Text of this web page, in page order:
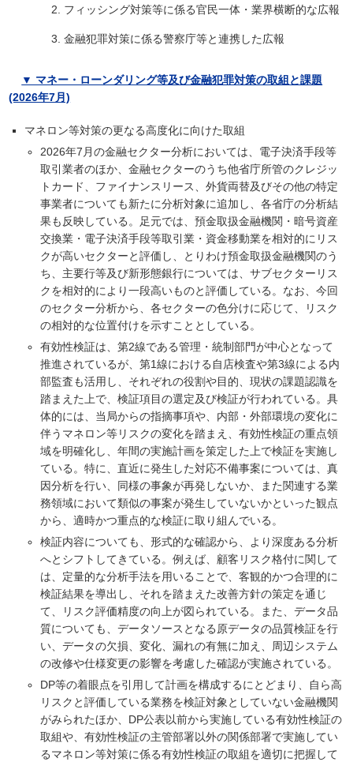
フィッシング対策等に係る官民一体・業界横断的な広報
金融犯罪対策に係る警察庁等と連携した広報
▼ マネー・ローンダリング等及び金融犯罪対策の取組と課題
(2026年7月)
マネロン等対策の更なる高度化に向けた取組
2026年7月の金融セクター分析においては、電子決済手段等
取引業者のほか、金融セクターのうち他省庁所管のクレジッ
トカード、ファイナンスリース、外貨両替及びその他の特定
事業者についても新たに分析対象に追加し、各省庁の分析結
果も反映している。足元では、預金取扱金融機関・暗号資産
交換業・電子決済手段等取引業・資金移動業を相対的にリス
クが高いセクターと評価し、とりわけ預金取扱金融機関のう
ち、主要行等及び新形態銀行については、サブセクターリス
クを相対的により一段高いものと評価している。なお、今回
のセクター分析から、各セクターの色分けに応じて、リスク
の相対的な位置付けを示すこととしている。
有効性検証は、第2線である管理・統制部門が中心となって
推進されているが、第1線における自店検査や第3線による内
部監査も活用し、それぞれの役割や目的、現状の課題認識を
踏まえた上で、検証項目の選定及び検証が行われている。具
体的には、当局からの指摘事項や、内部・外部環境の変化に
伴うマネロン等リスクの変化を踏まえ、有効性検証の重点領
域を明確化し、年間の実施計画を策定した上で検証を実施し
ている。特に、直近に発生した対応不備事案については、真
因分析を行い、同様の事象が再発しないか、また関連する業
務領域において類似の事案が発生していないかといった観点
から、適時かつ重点的な検証に取り組んでいる。
検証内容についても、形式的な確認から、より深度ある分析
へとシフトしてきている。例えば、顧客リスク格付に関して
は、定量的な分析手法を用いることで、客観的かつ合理的に
検証結果を導出し、それを踏まえた改善方針の策定を通じ
て、リスク評価精度の向上が図られている。また、データ品
質についても、データソースとなる原データの品質検証を行
い、データの欠損、変化、漏れの有無に加え、周辺システム
の改修や仕様変更の影響を考慮した確認が実施されている。
DP等の着眼点を引用して計画を構成するにとどまり、自ら高
リスクと評価している業務を検証対象としていない金融機関
がみられたほか、DP公表以前から実施している有効性検証の
取組や、有効性検証の主管部署以外の関係部署で実施してい
るマネロン等対策に係る有効性検証の取組を適切に把握して